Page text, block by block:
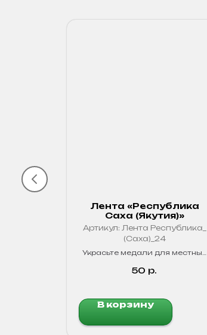
Лента «Республика
Саха (Якутия)»
Артикул: Лента Республика_
(Саха)_24
Украсьте медали для местных
патриотических мероприятий
лентой в цветах официального
50 р.
В корзину